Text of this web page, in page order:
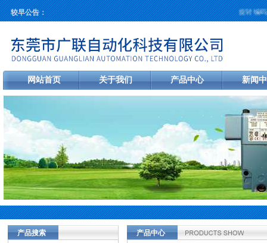
较早公告： 旋转编码
网站首页 关于我们 产品中心 新闻
产品搜索
产品中心